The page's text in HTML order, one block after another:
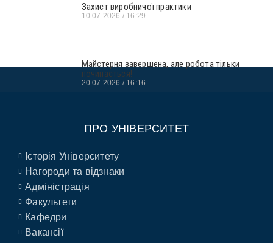
Захист виробничої практики
10.07.2026 16:29
Майстерня завершена, але робота тільки
починається!
20.07.2026 16:16
ПРО УНІВЕРСИТЕТ
Історія Університету
Нагороди та відзнаки
Адміністрація
Факультети
Кафедри
Вакансії